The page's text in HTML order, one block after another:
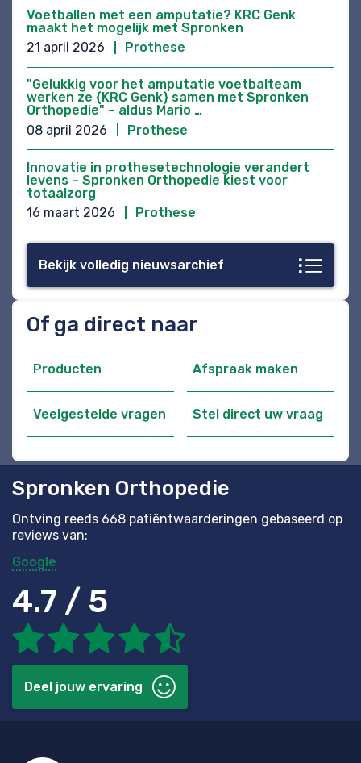
Voetballen met een amputatie? KRC Genk
maakt het mogelijk met Spronken
21 april 2026
Prothese
"Gelukkig voor het amputatie voetbalteam
werken ze {KRC Genk} samen met Spronken
Orthopedie" – aldus Mario …
08 april 2026
Prothese
Innovatie in prothesetechnologie verandert
levens – Spronken Orthopedie kiest voor
totaalzorg
16 maart 2026
Prothese
Bekijk volledig nieuwsarchief
Of ga direct naar
Producten Afspraak maken
Veelgestelde vragen Stel direct uw vraag
Spronken Orthopedie
Ontving reeds 668 patiëntwaarderingen gebaseerd op
reviews van:
Google
4.7 / 5
Deel jouw ervaring